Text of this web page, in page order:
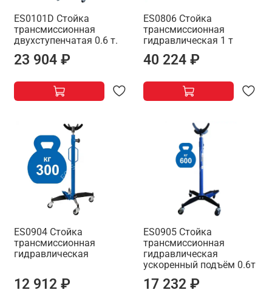
ES0101D Стойка
трансмиссионная
двухступенчатая 0.6 т.
23 904 ₽
ES0806 Стойка
трансмиссионная
гидравлическая 1 т
40 224 ₽
ES0904 Стойка
трансмиссионная
гидравлическая
12 912 ₽
ES0905 Стойка
трансмиссионная
гидравлическая
ускоренный подъём 0.6т
17 232 ₽